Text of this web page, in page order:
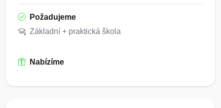
Požadujeme
Základní + praktická škola
Nabízíme